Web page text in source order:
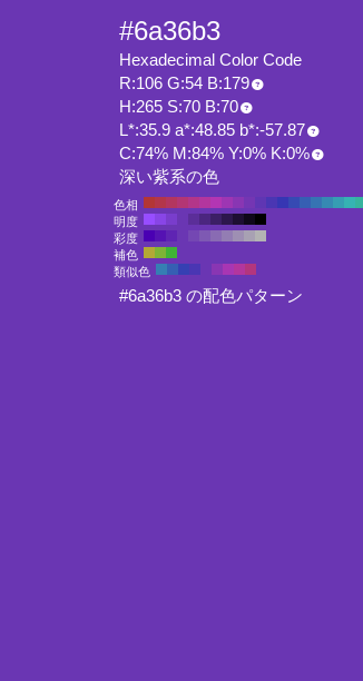
#6a36b3
Hexadecimal Color Code
R:106 G:54 B:179
H:265 S:70 B:70
L*:35.9 a*:48.85 b*:-57.87
C:74% M:84% Y:0% K:0%
深い紫系の色
色相
明度
彩度
補色
類似色
#6a36b3 の配色パターン